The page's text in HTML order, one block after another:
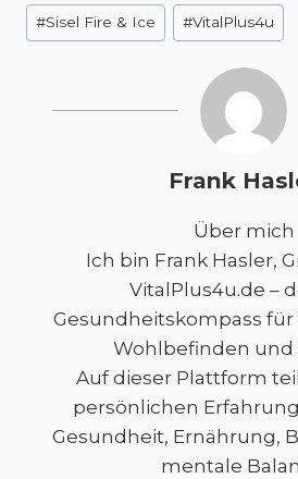
#Sisel Fire & Ice #VitalPlus4u
Frank
Über mich
Ich bin Frank Hasler,
VitalPlus4u.de –
Gesundheitskompass
Wohlbefinden und
Auf dieser Plattform
persönlichen
Gesundheit, Ernährung,
mentale